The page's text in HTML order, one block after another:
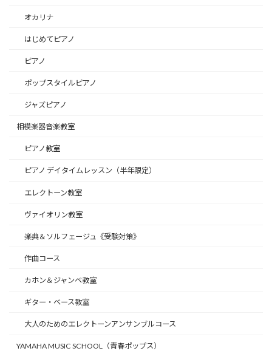
オカリナ
はじめてピアノ
ピアノ
ポップスタイルピアノ
ジャズピアノ
相模楽器音楽教室
ピアノ教室
ピアノ デイタイムレッスン（半年限定）
エレクトーン教室
ヴァイオリン教室
楽典＆ソルフェージュ《受験対策》
作曲コース
カホン＆ジャンベ教室
ギター・ベース教室
大人のためのエレクトーンアンサンブルコース
YAMAHA MUSIC SCHOOL（青春ポップス）